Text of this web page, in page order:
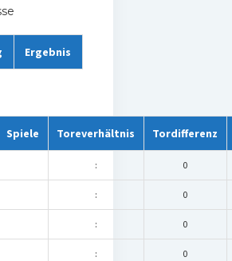
Ergebnis
Spiele Toreverhältnis Tordifferenz
: 0
: 0
: 0
: 0